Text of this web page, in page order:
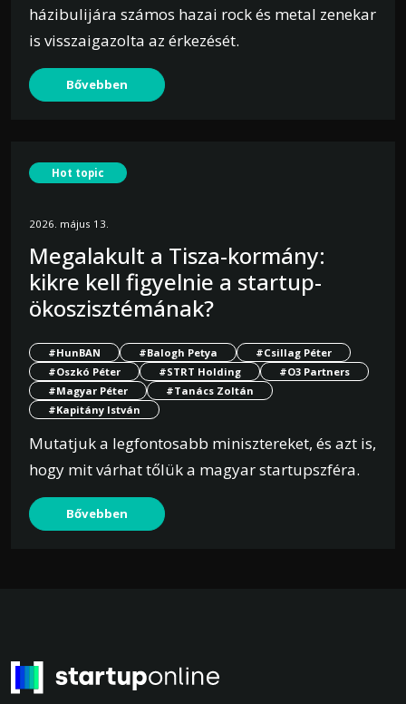
házibulijára számos hazai rock és metal zenekar
is visszaigazolta az érkezését.
Bővebben
Hot topic
2026. május 13.
Megalakult a Tisza-kormány:
kikre kell figyelnie a startup-
ökoszisztémának?
#HunBAN #Balogh Petya
#Csillag Péter
#Oszkó Péter
#STRT Holding
#O3 Partners
#Magyar Péter
#Tanács Zoltán
#Kapitány István
Mutatjuk a legfontosabb minisztereket, és azt is,
hogy mit várhat tőlük a magyar startupszféra.
Bővebben